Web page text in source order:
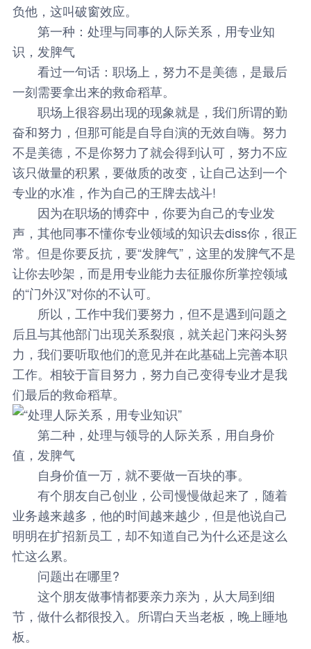
负他，这叫破窗效应。
第一种：处理与同事的人际关系，用专业知
识，发脾气
看过一句话：职场上，努力不是美德，是最后
一刻需要拿出来的救命稻草。
职场上很容易出现的现象就是，我们所谓的勤
奋和努力，但那可能是自导自演的无效自嗨。努力
不是美德，不是你努力了就会得到认可，努力不应
该只做量的积累，要做质的改变，让自己达到一个
专业的水准，作为自己的王牌去战斗!
因为在职场的博弈中，你要为自己的专业发
声，其他同事不懂你专业领域的知识去diss你，很正
常。但是你要反抗，要“发脾气”，这里的发脾气不是
让你去吵架，而是用专业能力去征服你所掌控领域
的“门外汉”对你的不认可。
所以，工作中我们要努力，但不是遇到问题之
后且与其他部门出现关系裂痕，就关起门来闷头努
力，我们要听取他们的意见并在此基础上完善本职
工作。相较于盲目努力，努力自己变得专业才是我
们最后的救命稻草。
第二种，处理与领导的人际关系，用自身价
值，发脾气
自身价值一万，就不要做一百块的事。
有个朋友自己创业，公司慢慢做起来了，随着
业务越来越多，他的时间越来越少，但是他说自己
明明在扩招新员工，却不知道自己为什么还是这么
忙这么累。
问题出在哪里?
这个朋友做事情都要亲力亲为，从大局到细
节，做什么都很投入。所谓白天当老板，晚上睡地
板。